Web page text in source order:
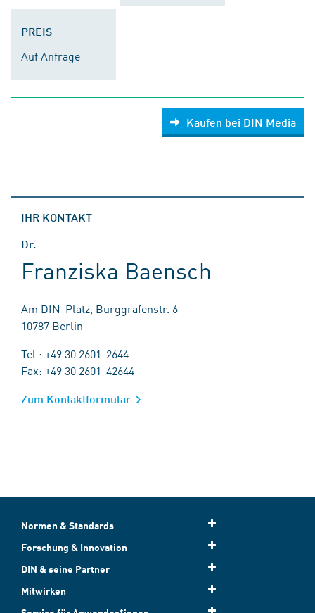
PREIS
Auf Anfrage
Kaufen bei DIN Media
IHR KONTAKT
Dr.
Franziska Baensch
Am DIN-Platz, Burggrafenstr. 6
10787 Berlin
Tel.: +49 30 2601-2644
Fax: +49 30 2601-42644
Zum Kontaktformular
Normen & Standards
Forschung & Innovation
DIN & seine Partner
Mitwirken